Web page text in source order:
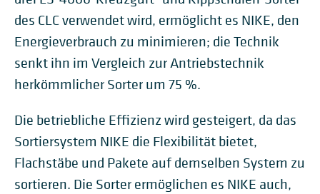
des CLC verwendet wird, ermöglicht es NIKE, den
Energieverbrauch zu minimieren; die Technik
senkt ihn im Vergleich zur Antriebstechnik
herkömmlicher Sorter um 75 %.
Die betriebliche Effizienz wird gesteigert, da das
Sortiersystem NIKE die Flexibilität bietet,
Flachstäbe und Pakete auf demselben System zu
sortieren. Die Sorter ermöglichen es NIKE auch,